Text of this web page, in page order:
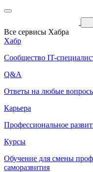
Все сервисы Хабра
Хабр
Сообщество IT-
Q&A
Ответы на любые
Карьера
Профессиональное
Курсы
Обучение для смены
саморазвития